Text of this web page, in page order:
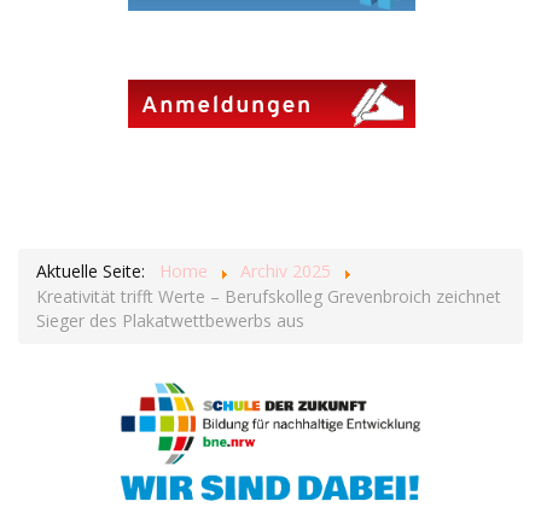
Aktuelle Seite: Home
Archiv 2025
Kreativität trifft Werte – Berufskolleg Grevenbroich zeichnet
Sieger des Plakatwettbewerbs aus